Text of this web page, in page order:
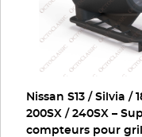
Nissan S13 / Silvia /
200SX / 240SX –
compteurs pour